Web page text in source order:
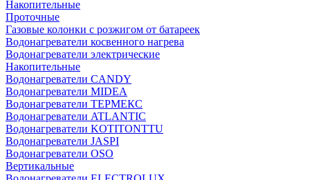
Накопительные
Проточные
Газовые колонки с розжигом от батареек
Водонагреватели косвенного нагрева
Водонагреватели электрические
Накопительные
Водонагреватели CANDY
Водонагреватели MIDEA
Водонагреватели ТЕРМЕКС
Водонагреватели ATLANTIC
Водонагреватели KOTITONTTU
Водонагреватели JASPI
Водонагреватели OSO
Вертикальные